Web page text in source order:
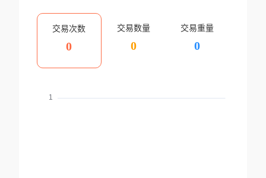
交易次数
0
交易数量
0
交易重量
0